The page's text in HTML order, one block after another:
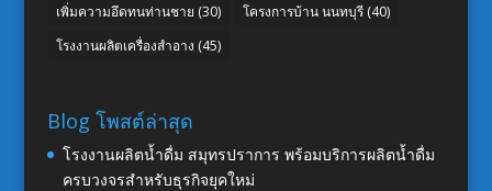
เพิ่มความอึดทนท่านชาย (30) โครงการบ้าน นนทบุรี(40)
โรงงานผลิตเครื่องสำอาง (45)
Blog โพสต์ล่าสุด
โรงงานผลิตน้ำดื่ม สมุทรปราการ พร้อมบริการผลิตน้ำดื่ม
ครบวงจรสำหรับธุรกิจยุคใหม่